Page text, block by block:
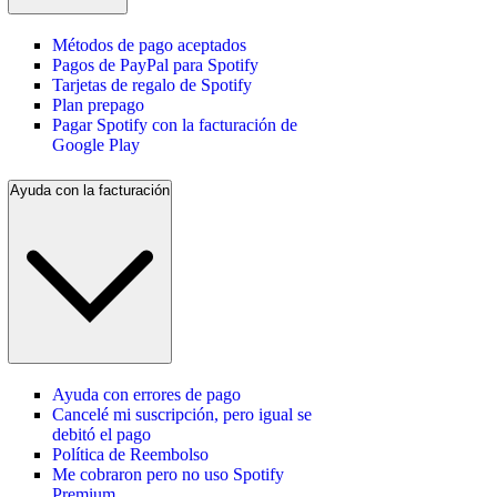
Métodos de pago aceptados
Pagos de PayPal para Spotify
Tarjetas de regalo de Spotify
Plan prepago
Pagar Spotify con la facturación de
Google Play
Ayuda con la facturación
Ayuda con errores de pago
Cancelé mi suscripción, pero igual se
debitó el pago
Política de Reembolso
Me cobraron pero no uso Spotify